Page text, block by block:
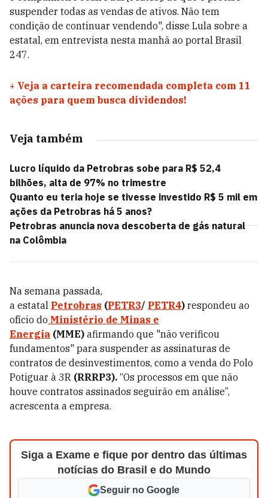
suspender todas as vendas de ativos. Não tem
condição de continuar vendendo", disse Lula sobre a
estatal, em entrevista nesta manhã ao portal Brasil
247.
+ Veja a carteira recomendada completa com 11
ações para quem busca dividendos!
Veja também
Lucro líquido da Petrobras sobe para R$ 52,4
bilhões, alta de 97% no trimestre
Quanto eu teria hoje se tivesse investido R$ 5 mil em
ações da Petrobras há 5 anos?
Petrobras anuncia nova descoberta de gás natural
na Colômbia
Na semana passada,
a estatal Petrobras (PETR3/ PETR4) respondeu ao
ofício do Ministério de Minas e
Energia (MME) afirmando que "não verificou
fundamentos" para suspender as assinaturas de
contratos de desinvestimentos, como a venda do Polo
Potiguar à 3R (RRRP3). “Os processos em que não
houve contratos assinados seguirão em análise”,
acrescenta a empresa.
Siga a Exame e fique por dentro das últimas
notícias do Brasil e do Mundo
Seguir no Google